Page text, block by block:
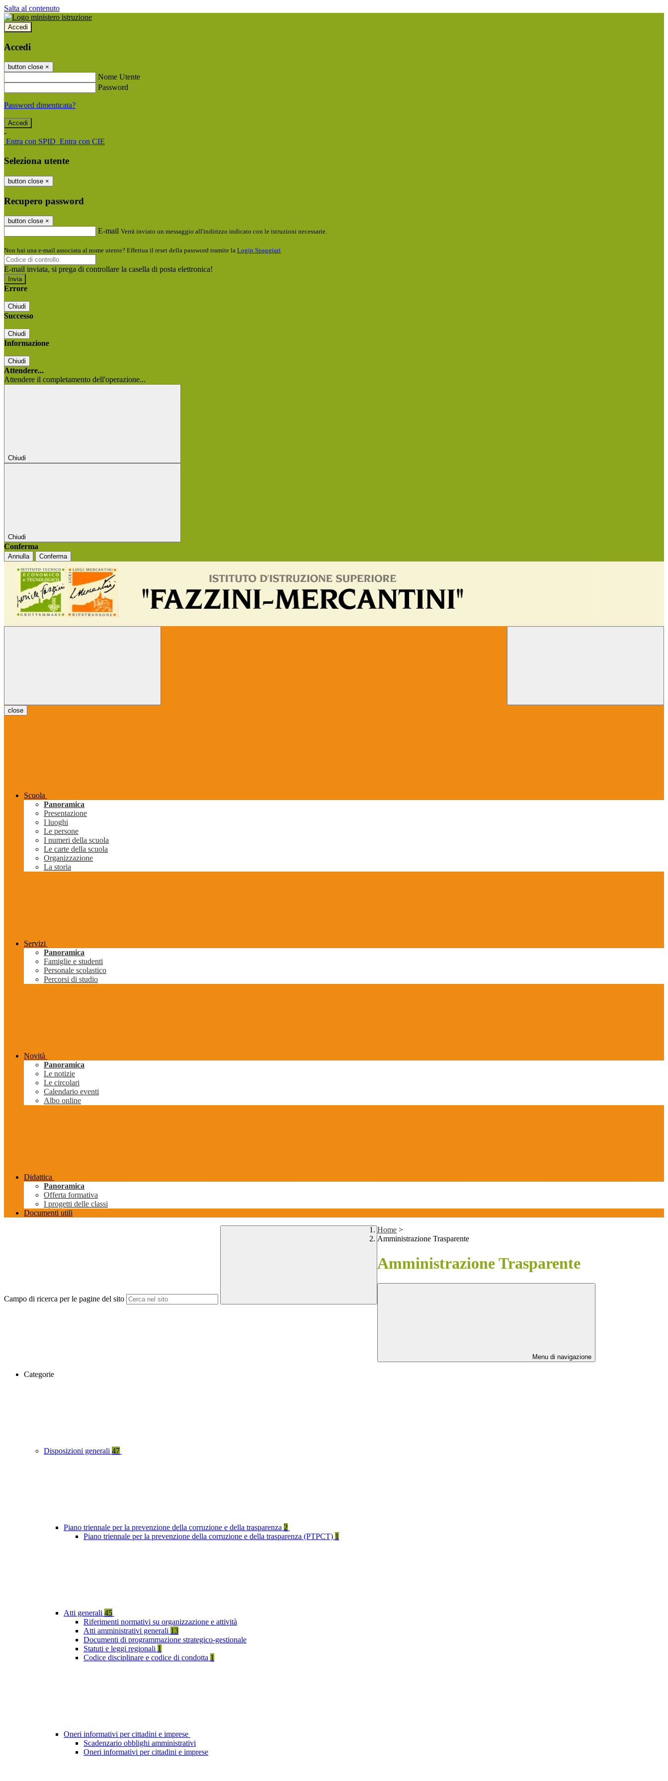
Salta al contenuto
Accedi
Accedi
button close ×
Nome Utente
Password
Password dimenticata?
-
Entra con SPID Entra con CIE
Seleziona utente
button close ×
Recupero password
button close ×
E-mail Verrà inviato un messaggio all'indirizzo indicato con le istruzioni necessarie.
Non hai una e-mail associata al nome utente? Effettua il reset della password tramite la Login Spaggiari
E-mail inviata, si prega di controllare la casella di posta elettronica!
Errore
Chiudi
Successo
Chiudi
Informazione
Chiudi
Attendere...
Attendere il completamento dell'operazione...
Chiudi
Chiudi
Conferma
Annulla Conferma
close
Scuola
Panoramica
Presentazione
I luoghi
Le persone
I numeri della scuola
Le carte della scuola
Organizzazione
La storia
Servizi
Panoramica
Famiglie e studenti
Personale scolastico
Percorsi di studio
Novità
Panoramica
Le notizie
Le circolari
Calendario eventi
Albo online
Didattica
Panoramica
Offerta formativa
I progetti delle classi
Documenti utili
Campo di ricerca per le pagine del sito
Home >
Amministrazione Trasparente
Amministrazione Trasparente
Menu di navigazione
Categorie
Disposizioni generali 47
Piano triennale per la prevenzione della corruzione e della trasparenza 2
Piano triennale per la prevenzione della corruzione e della trasparenza (PTPCT) 1
Atti generali 45
Riferimenti normativi su organizzazione e attività
Atti amministrativi generali 13
Documenti di programmazione strategico-gestionale
Statuti e leggi regionali 1
Codice disciplinare e codice di condotta 1
Oneri informativi per cittadini e imprese
Scadenzario obblighi amministrativi
Oneri informativi per cittadini e imprese